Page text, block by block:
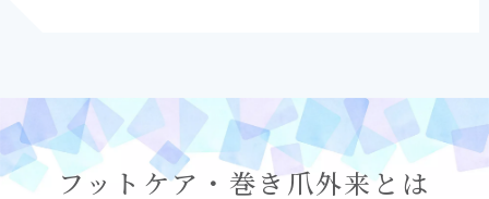
フットケア・巻き爪外来とは